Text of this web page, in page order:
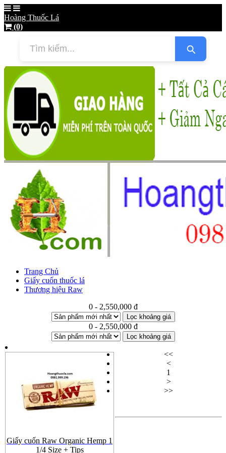
Hoàng Thuốc Lá
(0)
Trang Chủ
Giấy cuốn thuốc lá
Thương hiệu Raw
0 - 2,550,000 đ
Lọc khoảng giá
0 - 2,550,000 đ
Lọc khoảng giá
Giấy cuốn Raw Organic Hemp 1
1/4 Size + Tips
<<
<
1
>
>>